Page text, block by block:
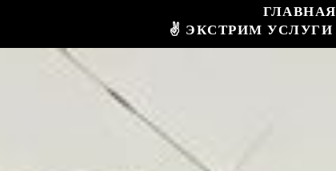
ГЛАВНАЯ
✌ ЭКСТРИМ УСЛУГИ